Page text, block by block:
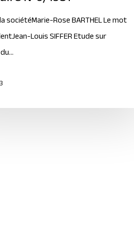
sociétéMarie-Rose BARTHEL Le mot
Louis SIFFER Etude sur